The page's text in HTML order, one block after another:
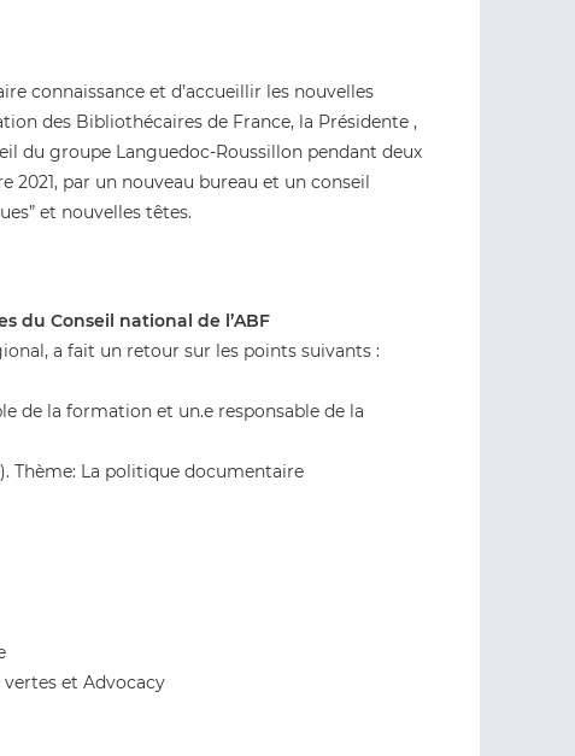
connaissance et d’accueillir les nouvelles
des Bibliothécaires de France, la Présidente ,
du groupe Languedoc-Roussillon pendant deux
2021, par un nouveau bureau et un conseil
et nouvelles têtes.
du Conseil national de l’ABF
a fait un retour sur les points suivants :
de la formation et un.e responsable de la
Thème: La politique documentaire
et Advocacy